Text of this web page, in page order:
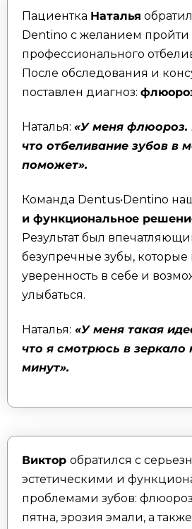
Пациентка Наталья
Dentino с желанием
профессионального
После обследования и
поставлен диагноз:
Наталья: «У меня флюороз.
что отбеливание зубов в
поможет».
Команда Dentus•Dentino
и функциональное
Результат был
безупречные зубы,
уверенность в себе и
улыбаться.
Наталья: «У меня такая
что я смотрюсь в зеркало
минут».
Виктор обратился с
эстетическими и
проблемами зубов:
пятна, эрозия эмали, а